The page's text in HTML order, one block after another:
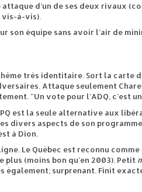
d’un de ses deux rivaux
vis-à-vis).
son équipe sans avoir l’air de
très identitaire. Sort la carte
Attaque seulement
"Un vote pour l'ADQ, c'est
est la seule alternative aux
divers aspects de son
à Dion.
Le Québec est reconnu
(moins bon qu'en 2003). Petit
également; surprenant. Finit